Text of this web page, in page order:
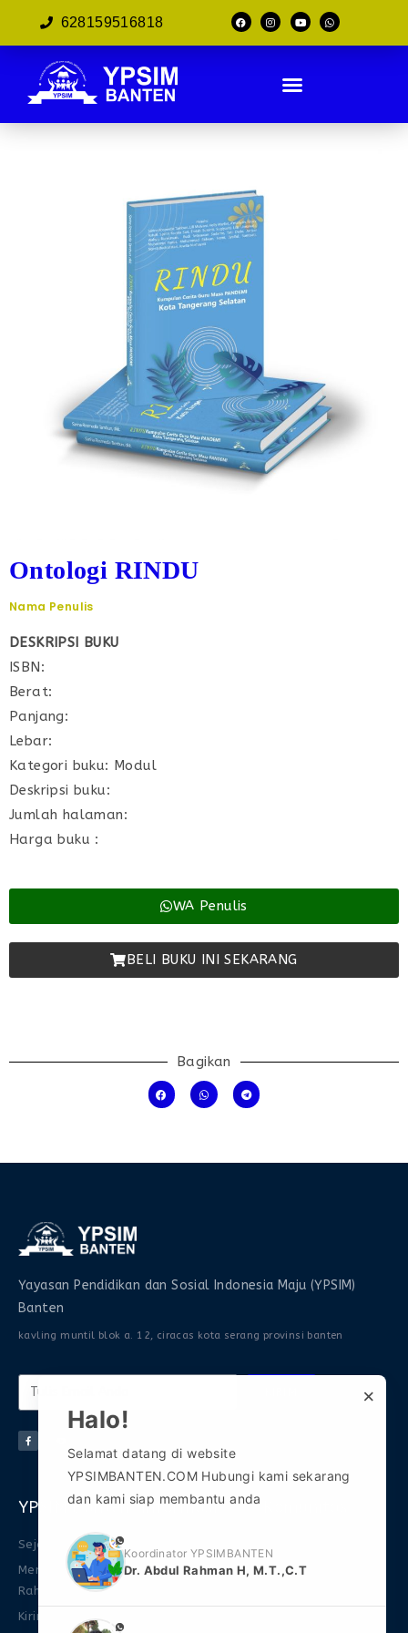
628159516818
Ontologi RINDU
Nama Penulis
DESKRIPSI BUKU
ISBN:
Berat:
Panjang:
Lebar:
Kategori buku: Modul
Deskripsi buku:
Jumlah halaman:
Harga buku :
WA Penulis
BELI BUKU INI SEKARANG
Bagikan
Yayasan Pendidikan dan Sosial Indonesia Maju (YPSIM)
Banten
kavling muntil blok a. 12, ciracas kota serang provinsi banten
YPSIM Banten
Sejarah
Mengenal Abdul
Rahman
Kirim Naskah
Informasi
Download Ebook
Gabung Grup WA 2
×
Halo!
Selamat datang di website
YPSIMBANTEN.COM Hubungi kami sekarang
dan kami siap membantu anda
phone
Koordinator YPSIMBANTEN
Dr. Abdul Rahman H, M.T.,C.T
phone